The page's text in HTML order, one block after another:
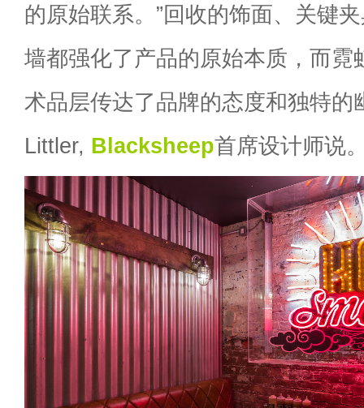
的原始联系。”回收的饰面、关键
墙都强化了产品的原始本质，而霓
术品层传达了品牌的态度和独特的
Littler, Blacksheep首席设计师说